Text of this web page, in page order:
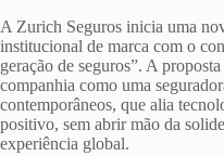
A Zurich Seguros inicia uma
institucional de marca com o
geração de seguros”. A
companhia como uma
contemporâneos, que alia
positivo, sem abrir mão da
experiência global.